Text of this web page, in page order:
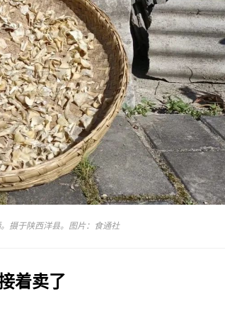
摄于陕西洋县。图片：食通社
着卖了